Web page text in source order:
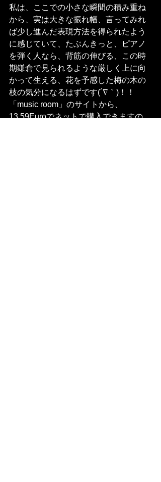
私は、ここでの小さな瞬間の積み重ね
から、実は大きな振れ幅、言ってみれ
ば少し進んだ表現方法を得られたよう
に感じていて、たぶんきっと、ピアノ
を弾く人なら、背筋の伸びる、この時
期鎌倉で見られるような厳しく上に向
かって生える、花を予感した梅の木の
枝の気分になるはずです(´∇｀)！！
「music room」のサイトから、
13.59Euroでネットで購入できますの